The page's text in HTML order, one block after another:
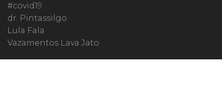
#covid19
dr. Pintassilgo
Lula Fala
Vazamentos Lava Jato